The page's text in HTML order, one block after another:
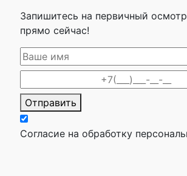
Запишитесь на первичный
прямо сейчас!
Отправить
Согласие на обработку